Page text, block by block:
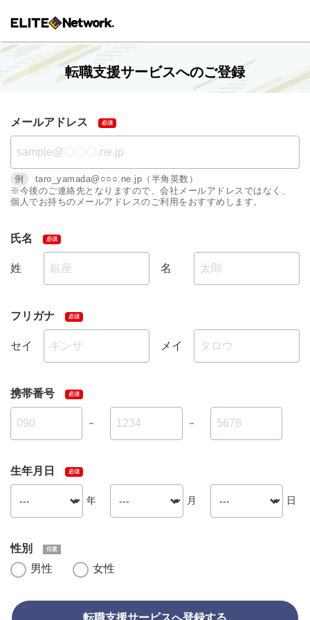
転職支援サービスへのご登録
メールアドレス
例
taro_yamada@○○○.ne.jp（半角英数）
※今後のご連絡先となりますので、会社メールアドレスではなく、
個人でお持ちのメールアドレスのご利用をおすすめします。
氏名
姓 名
フリガナ
セイ メイ
携帯番号
－ －
生年月日
年 月 日
性別
男性
女性
転職支援サービスへ登録する